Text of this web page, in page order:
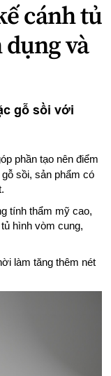
cánh tủ
dụng và
gỗ sồi với
phần tạo nên điểm
sồi, sản phẩm có
tính thẩm mỹ cao,
hình vòm cung,
làm tăng thêm nét